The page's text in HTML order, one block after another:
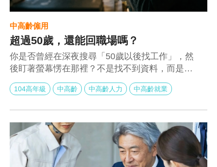
中高齡僱用
超過50歲，還能回職場嗎？
你是否曾經在深夜搜尋「50歲以後找工作」，然
後盯著螢幕愣在那裡？不是找不到資料，而是看
到太多「沒有下文」的故事。有人年薪數百萬，
48歲被裁員後待業三年，從不敢開口要薪水，到
是自己。但，50歲以後，不是終點，而是需要換
一張地圖繼續走。
104高年級 中高齡 中高齡人力 中高齡就業